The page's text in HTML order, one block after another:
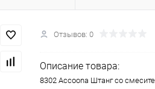
Отзывов: 0
Описание товара:
8302 Accoona Штанг со